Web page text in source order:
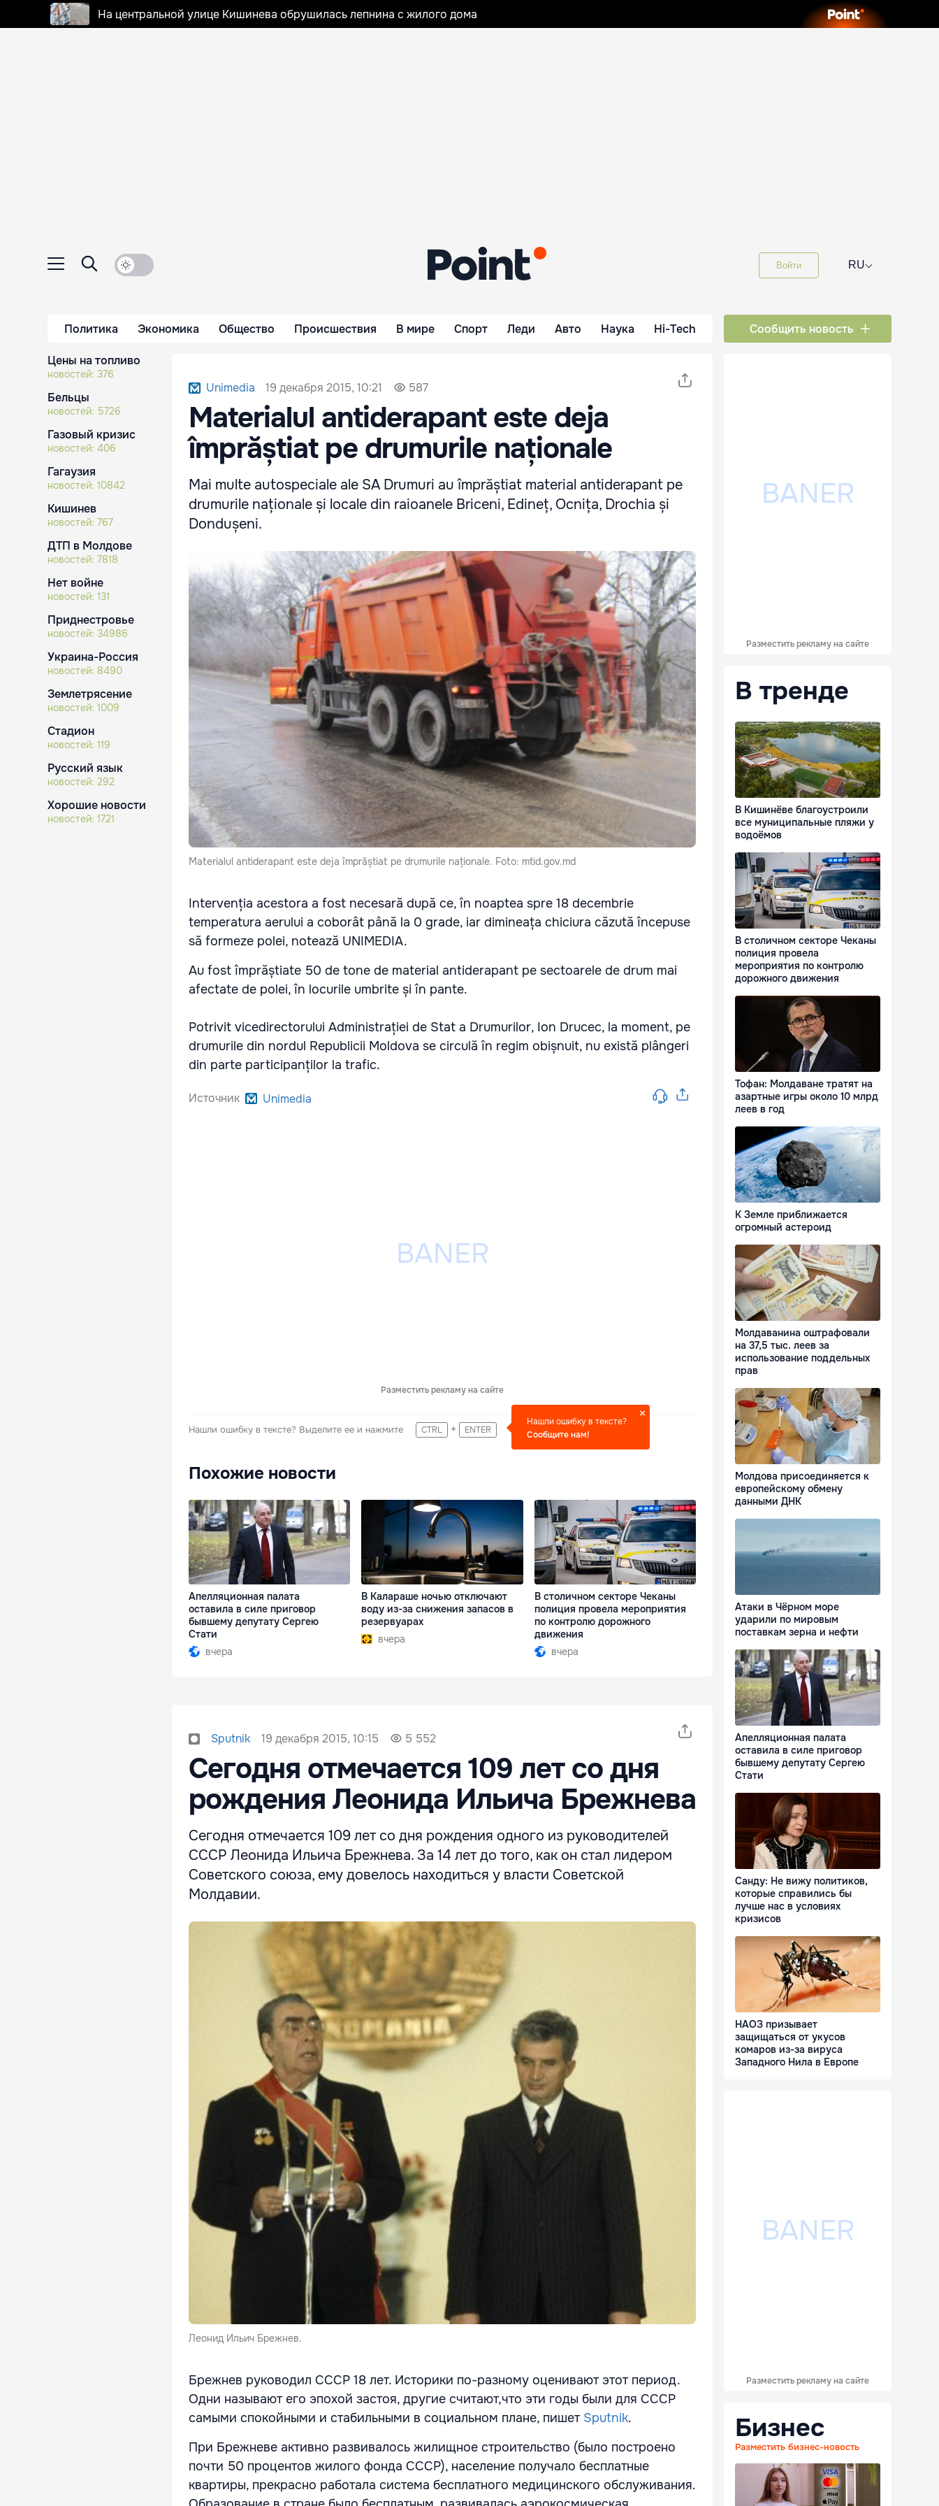
На центральной улице Кишинева обрушилась лепнина с жилого дома
Войти RU⌵
Политика Экономика Общество Происшествия В мире Спорт Леди Авто Наука Hi-Tech Сообщить новость
Цены на топливо
новостей: 376
Бельцы
новостей: 5726
Газовый кризис
новостей: 406
Гагаузия
новостей: 10842
Кишинев
новостей: 767
ДТП в Молдове
новостей: 7818
Нет войне
новостей: 131
Приднестровье
новостей: 34986
Украина-Россия
новостей: 8490
Землетрясение
новостей: 1009
Стадион
новостей: 119
Русский язык
новостей: 292
Хорошие новости
новостей: 1721
Unimedia 19 декабря 2015, 10:21 587
Materialul antiderapant este deja
împrăștiat pe drumurile naționale
Mai multe autospeciale ale SA Drumuri au împrăștiat material antiderapant pe
drumurile naționale și locale din raioanele Briceni, Edineț, Ocnița, Drochia și
Dondușeni.
Materialul antiderapant este deja împrăștiat pe drumurile naționale. Foto: mtid.gov.md
Intervenția acestora a fost necesară după ce, în noaptea spre 18 decembrie
temperatura aerului a coborât până la 0 grade, iar dimineața chiciura căzută începuse
să formeze polei, notează UNIMEDIA.
Au fost împrăștiate 50 de tone de material antiderapant pe sectoarele de drum mai
afectate de polei, în locurile umbrite și în pante.
Potrivit vicedirectorului Administrației de Stat a Drumurilor, Ion Drucec, la moment, pe
drumurile din nordul Republicii Moldova se circulă în regim obișnuit, nu există plângeri
din parte participanților la trafic.
Источник Unimedia
Разместить рекламу на сайте
Нашли ошибку в тексте? Выделите ее и нажмите CTRL + ENTER
Нашли ошибку в тексте?
Сообщите нам!
Похожие новости
Апелляционная палата
оставила в силе приговор
бывшему депутату Сергею
Стати
вчера
В Калараше ночью отключают
воду из-за снижения запасов в
резервуарах
вчера
В столичном секторе Чеканы
полиция провела мероприятия
по контролю дорожного
движения
вчера
Sputnik 19 декабря 2015, 10:15 5 552
Сегодня отмечается 109 лет со дня
рождения Леонида Ильича Брежнева
Сегодня отмечается 109 лет со дня рождения одного из руководителей
СССР Леонида Ильича Брежнева. За 14 лет до того, как он стал лидером
Советского союза, ему довелось находиться у власти Советской
Молдавии.
Леонид Ильич Брежнев.
Брежнев руководил СССР 18 лет. Историки по-разному оценивают этот период.
Одни называют его эпохой застоя, другие считают,что эти годы были для СССР
самыми спокойными и стабильными в социальном плане, пишет Sputnik.
При Брежневе активно развивалось жилищное строительство (было построено
почти 50 процентов жилого фонда СССР), население получало бесплатные
квартиры, прекрасно работала система бесплатного медицинского обслуживания.
Разместить рекламу на сайте
В тренде
В Кишинёве благоустроили
все муниципальные пляжи у
водоёмов
В столичном секторе Чеканы
полиция провела
мероприятия по контролю
дорожного движения
Тофан: Молдаване тратят на
азартные игры около 10 млрд
леев в год
К Земле приближается
огромный астероид
Молдаванина оштрафовали
на 37,5 тыс. леев за
использование поддельных
прав
Молдова присоединяется к
европейскому обмену
данными ДНК
Атаки в Чёрном море
ударили по мировым
поставкам зерна и нефти
Апелляционная палата
оставила в силе приговор
бывшему депутату Сергею
Стати
Санду: Не вижу политиков,
которые справились бы
лучше нас в условиях
кризисов
НАОЗ призывает
защищаться от укусов
комаров из-за вируса
Западного Нила в Европе
Разместить рекламу на сайте
Бизнес
Разместить бизнес-новость